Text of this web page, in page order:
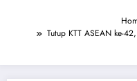
Tutup KTT ASEAN ke-